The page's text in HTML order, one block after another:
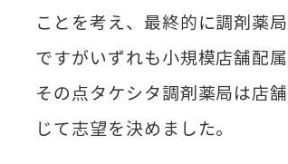
ことを考え、最終的に調剤薬
ですがいずれも小規模店舗配
その点タケシタ調剤薬局は店
じて志望を決めました。